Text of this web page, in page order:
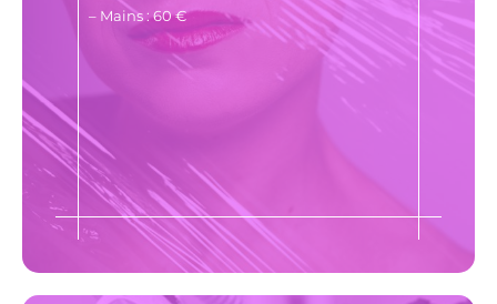
– Mains : 60 €